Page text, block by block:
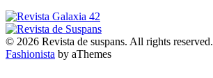
© 2026 Revista de suspans. All rights reserved.
Fashionista by aThemes